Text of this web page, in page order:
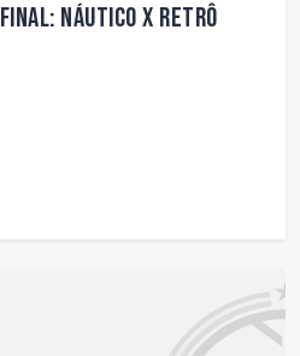
FINAL: NÁUTICO X RETRÔ